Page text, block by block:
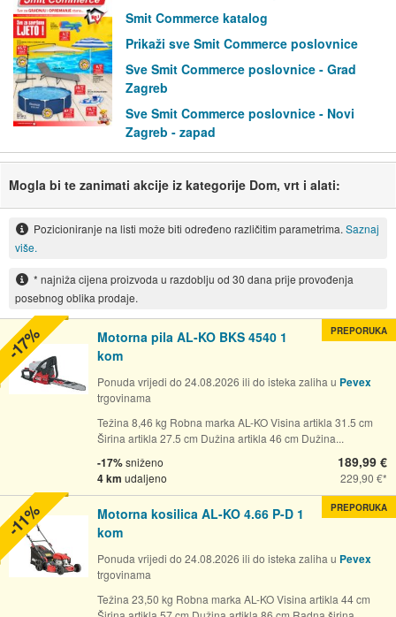
Smit Commerce katalog
Prikaži sve Smit Commerce poslovnice
Sve Smit Commerce poslovnice - Grad
Zagreb
Sve Smit Commerce poslovnice - Novi
Zagreb - zapad
Mogla bi te zanimati akcije iz kategorije Dom, vrt i alati:
Pozicioniranje na listi može biti određeno različitim parametrima. Saznaj
više.
* najniža cijena proizvoda u razdoblju od 30 dana prije provođenja
posebnog oblika prodaje.
Motorna pila AL-KO BKS 4540 1
kom
Ponuda vrijedi do 24.08.2026 ili do isteka zaliha u Pevex
trgovinama
Težina 8,46 kg Robna marka AL-KO Visina artikla 31.5 cm
Širina artikla 27.5 cm Dužina artikla 46 cm Dužina...
-17%sniženo
4 km udaljeno
189,99 €
229,90 €
PREPORUKA
-17%
Motorna kosilica AL-KO 4.66 P-D 1
kom
Ponuda vrijedi do 24.08.2026 ili do isteka zaliha u Pevex
trgovinama
Težina 23,50 kg Robna marka AL-KO Visina artikla 44 cm
PREPORUKA
-11%